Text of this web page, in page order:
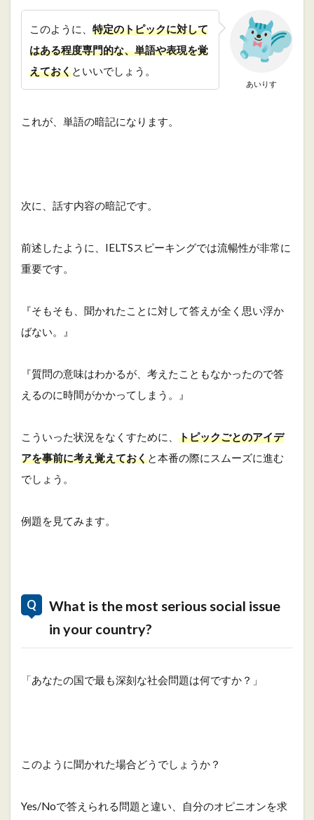
あいりす
このように、 特定のトピックに対して
はある程度専門的な、単語や表現を覚
えておくといいでしょう。
これが、単語の暗記になります。
次に、話す内容の暗記です。
前述したように、IELTSスピーキングでは流暢性が非常に
重要です。
『そもそも、聞かれたことに対して答えが全く思い浮か
ばない。』
『質問の意味はわかるが、考えたこともなかったので答
えるのに時間がかかってしまう。』
こういった状況をなくすために、 トピックごとのアイデ
アを事前に考え覚えておくと本番の際にスムーズに進む
でしょう。
例題を見てみます。
What is the most serious social issue
in your country?
「あなたの国で最も深刻な社会問題は何ですか？」
このように聞かれた場合どうでしょうか？
Yes/Noで答えられる問題と違い、自分のオピニオンを求